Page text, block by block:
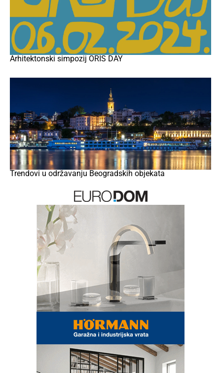
Arhitektonski simpozij ORIS DAY
Trendovi u održavanju Beogradskih objekata